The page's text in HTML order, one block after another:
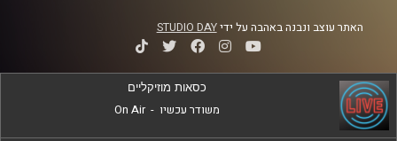
האתר עוצב ונבנה באהבה על ידיSTUDIO DAY
כסאות מוזיקליים
משודר עכשיו -
On Air